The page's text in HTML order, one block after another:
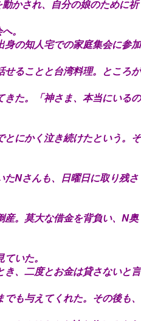
かされ、自分の娘のために祈
。
の知人宅での家庭集会に参加
ることと台湾料理。ところが
た。「神さま、本当にいるの
にかく泣き続けたという。そ
Nさんも、日曜日に取り残さ
。莫大な借金を背負い、N奥
いた。
き、二度とお金は貸さないと言
も与えてくれた。その後も、